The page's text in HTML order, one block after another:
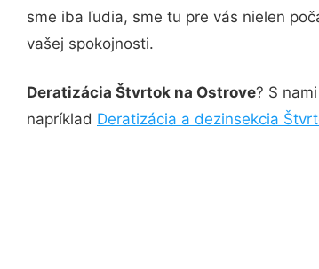
sme iba ľudia, sme tu pre vás nielen
vašej spokojnosti.
Deratizácia Štvrtok na Ostrove? S
napríklad Deratizácia a dezinsekcia